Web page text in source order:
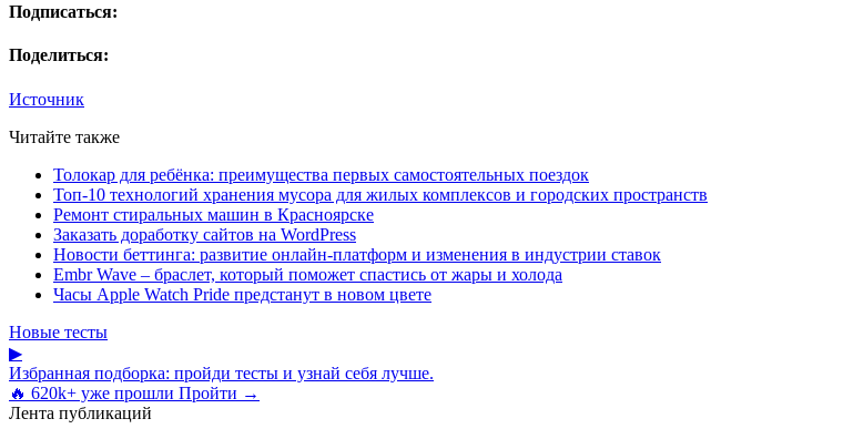
Подписаться:
Поделиться:
Источник
Читайте также
Толокар для ребёнка: преимущества первых самостоятельных поездок
Топ-10 технологий хранения мусора для жилых комплексов и городских пространств
Ремонт стиральных машин в Красноярске
Заказать доработку сайтов на WordPress
Новости беттинга: развитие онлайн-платформ и изменения в индустрии ставок
Embr Wave – браслет, который поможет спастись от жары и холода
Часы Apple Watch Pride предстанут в новом цвете
Новые тесты
▶
Избранная подборка: пройди тесты и узнай себя лучше.
🔥 620k+ уже прошли Пройти →
Лента публикаций